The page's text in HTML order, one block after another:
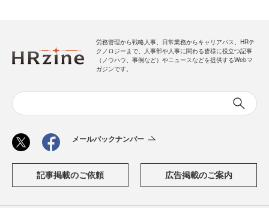
労務管理から戦略人事、日常業務からキャリアパス、HRテ
クノロジーまで、人事部や人事に関わる皆様に役立つ記事
（ノウハウ、事例など）やニュースなどを提供するWebマ
ガジンです。
メールバックナンバー
記事掲載のご依頼 広告掲載のご案内